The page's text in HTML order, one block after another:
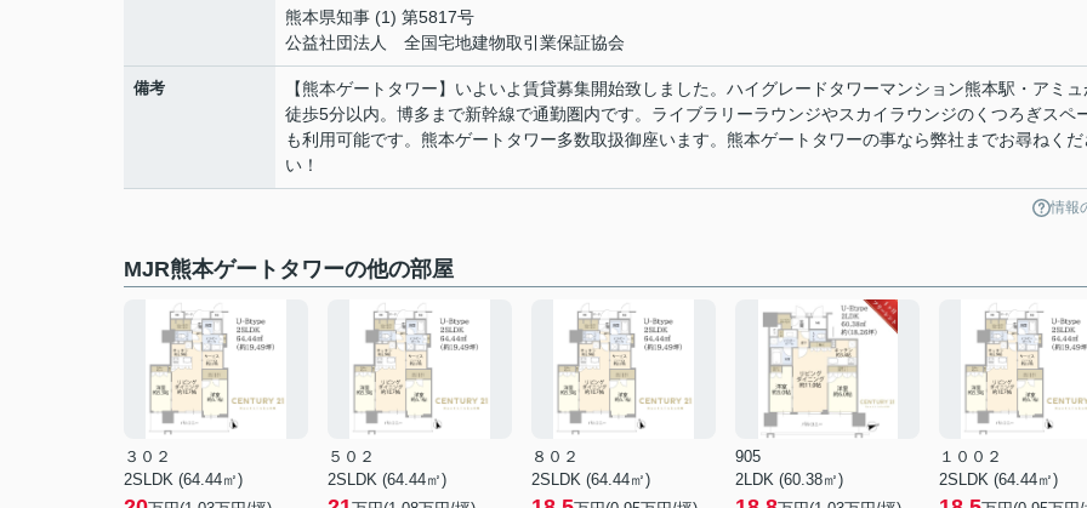
熊本県知事 (1) 第5817号
公益社団法人 全国宅地建物取引業保証協会
備考
【熊本ゲートタワー】いよいよ賃貸募集開始致しました。ハイグレードタワーマンション熊本駅・アミュ
徒歩5分以内。博多まで新幹線で通勤圏内です。ライブラリーラウンジやスカイラウンジのくつろぎスペ
も利用可能です。熊本ゲートタワー多数取扱御座います。熊本ゲートタワーの事なら弊社までお尋ねくだ
い！
情報
MJR熊本ゲートタワーの他の部屋
３０２
2SLDK (64.44㎡)
５０２
2SLDK (64.44㎡)
８０２
2SLDK (64.44㎡)
905
2LDK (60.38㎡)
１００２
2SLDK (64.44㎡)